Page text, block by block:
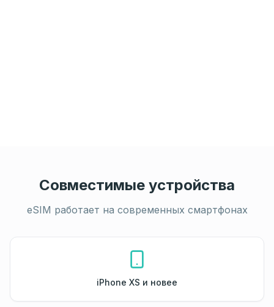
Совместимые устройства
eSIM работает на современных смартфонах
iPhone XS и новее